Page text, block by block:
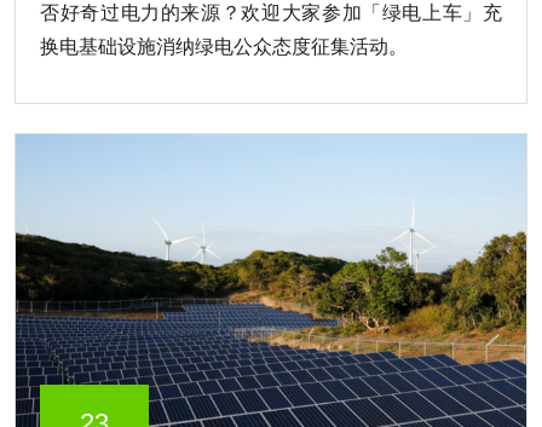
否好奇过电力的来源？欢迎大家参加「绿电上车」充
换电基础设施消纳绿电公众态度征集活动。